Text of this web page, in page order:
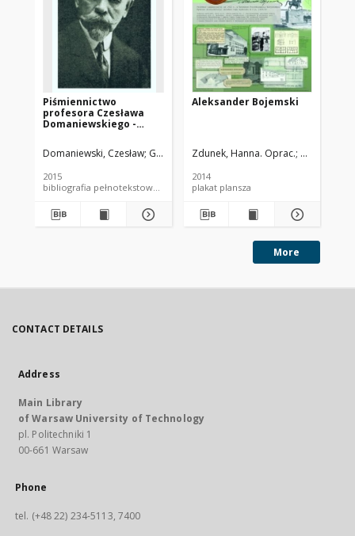
Piśmiennictwo
profesora Czesława
Domaniewskiego -
bibliograficzne i pełne
teksty wybranych
Domaniewski, Czesław Gumołowska, Teresa. Oprac.
2015
bibliografia pełnotekstowa bibliografia
Aleksander Bojemski
Zdunek, Hanna. Oprac. Królak,
2014
plakat plansza
More
CONTACT DETAILS
Address
Main Library
of Warsaw University of Technology
pl. Politechniki 1
00-661 Warsaw
Phone
tel. (+48 22) 234-5113, 7400